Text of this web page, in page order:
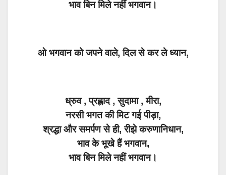
भाव बिन मिले नहीं भगवान।
ओ भगवान को जपने वाले, दिल से कर ले ध्यान,
ध्रुव , प्रह्लाद , सुदामा , मीरा,
नरसी भगत की मिट गई पीड़ा,
श्रद्धा और समर्पण से ही, रीझे करुणानिधान,
भाव के भूखे हैं भगवान,
भाव बिन मिले नहीं भगवान।